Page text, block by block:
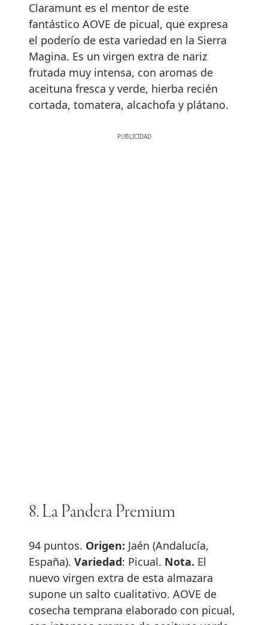
Claramunt es el mentor de este
fantástico AOVE de picual, que expresa
el poderío de esta variedad en la Sierra
Magina. Es un virgen extra de nariz
frutada muy intensa, con aromas de
aceituna fresca y verde, hierba recién
cortada, tomatera, alcachofa y plátano.
8. La Pandera Premium
94 puntos. Origen: Jaén (Andalucía,
España). Variedad: Picual. Nota. El
nuevo virgen extra de esta almazara
supone un salto cualitativo. AOVE de
cosecha temprana elaborado con picual,